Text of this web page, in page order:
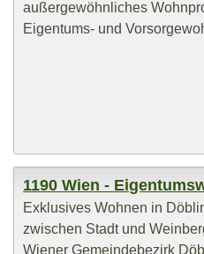
außergewöhnliches
Eigentums- und
1190 Wien -
Exklusives Wohnen in
zwischen Stadt und
Wiener Gemeindebezirk